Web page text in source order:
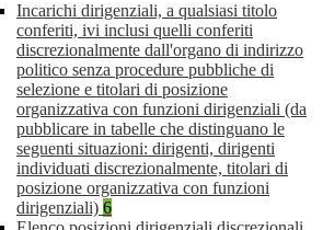
Incarichi dirigenziali, a qualsiasi titolo
conferiti, ivi inclusi quelli conferiti
discrezionalmente dall'organo di indirizzo
politico senza procedure pubbliche di
selezione e titolari di posizione
organizzativa con funzioni dirigenziali (da
pubblicare in tabelle che distinguano le
seguenti situazioni: dirigenti, dirigenti
individuati discrezionalmente, titolari di
posizione organizzativa con funzioni
dirigenziali) 6